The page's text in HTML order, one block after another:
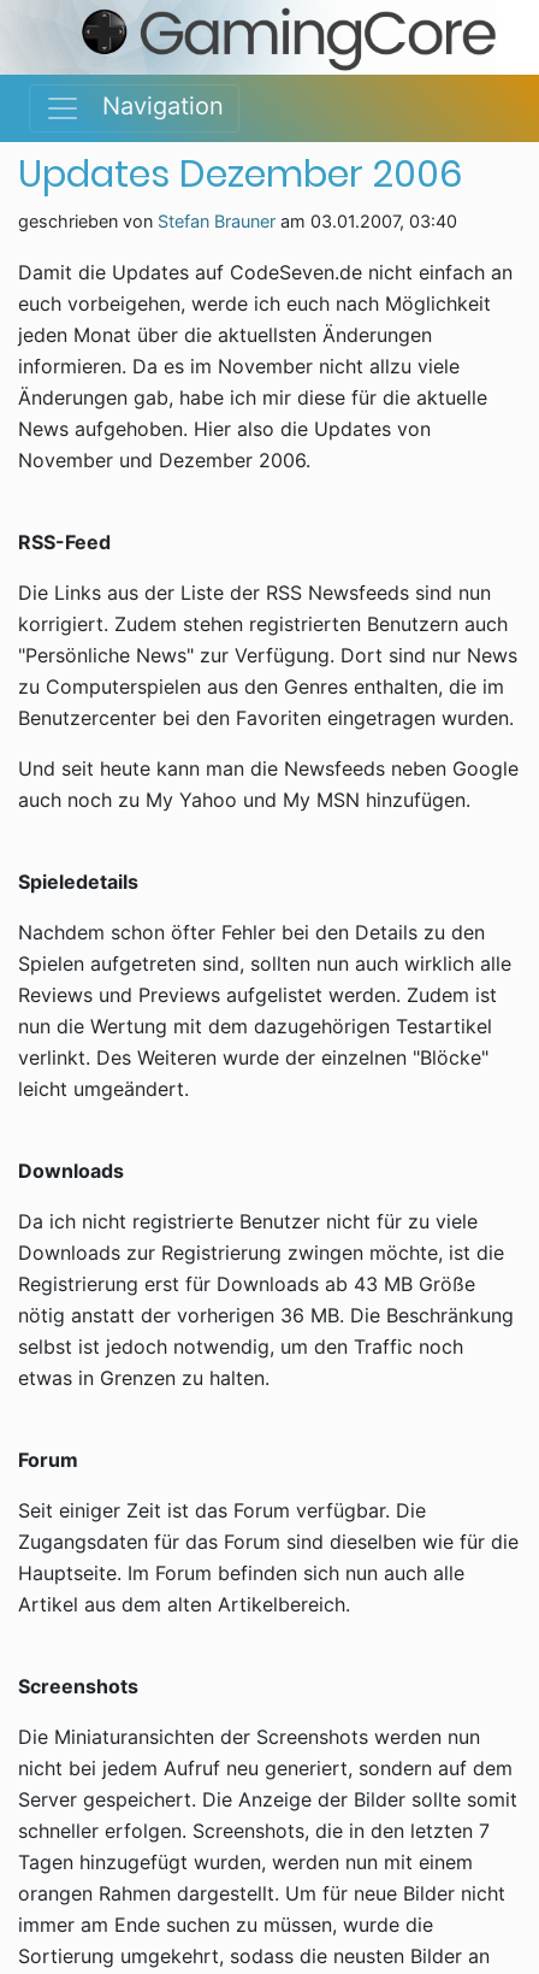
Navigation
Updates Dezember 2006
geschrieben von Stefan Brauner am 03.01.2007, 03:40
Damit die Updates auf CodeSeven.de nicht einfach an
euch vorbeigehen, werde ich euch nach Möglichkeit
jeden Monat über die aktuellsten Änderungen
informieren. Da es im November nicht allzu viele
Änderungen gab, habe ich mir diese für die aktuelle
News aufgehoben. Hier also die Updates von
November und Dezember 2006.
RSS-Feed
Die Links aus der Liste der RSS Newsfeeds sind nun
korrigiert. Zudem stehen registrierten Benutzern auch
"Persönliche News" zur Verfügung. Dort sind nur News
zu Computerspielen aus den Genres enthalten, die im
Benutzercenter bei den Favoriten eingetragen wurden.
Und seit heute kann man die Newsfeeds neben Google
auch noch zu My Yahoo und My MSN hinzufügen.
Spieledetails
Nachdem schon öfter Fehler bei den Details zu den
Spielen aufgetreten sind, sollten nun auch wirklich alle
Reviews und Previews aufgelistet werden. Zudem ist
nun die Wertung mit dem dazugehörigen Testartikel
verlinkt. Des Weiteren wurde der einzelnen "Blöcke"
leicht umgeändert.
Downloads
Da ich nicht registrierte Benutzer nicht für zu viele
Downloads zur Registrierung zwingen möchte, ist die
Registrierung erst für Downloads ab 43 MB Größe
nötig anstatt der vorherigen 36 MB. Die Beschränkung
selbst ist jedoch notwendig, um den Traffic noch
etwas in Grenzen zu halten.
Forum
Seit einiger Zeit ist das Forum verfügbar. Die
Zugangsdaten für das Forum sind dieselben wie für die
Hauptseite. Im Forum befinden sich nun auch alle
Artikel aus dem alten Artikelbereich.
Screenshots
Die Miniaturansichten der Screenshots werden nun
nicht bei jedem Aufruf neu generiert, sondern auf dem
Server gespeichert. Die Anzeige der Bilder sollte somit
schneller erfolgen. Screenshots, die in den letzten 7
Tagen hinzugefügt wurden, werden nun mit einem
orangen Rahmen dargestellt. Um für neue Bilder nicht
immer am Ende suchen zu müssen, wurde die
Sortierung umgekehrt, sodass die neusten Bilder an